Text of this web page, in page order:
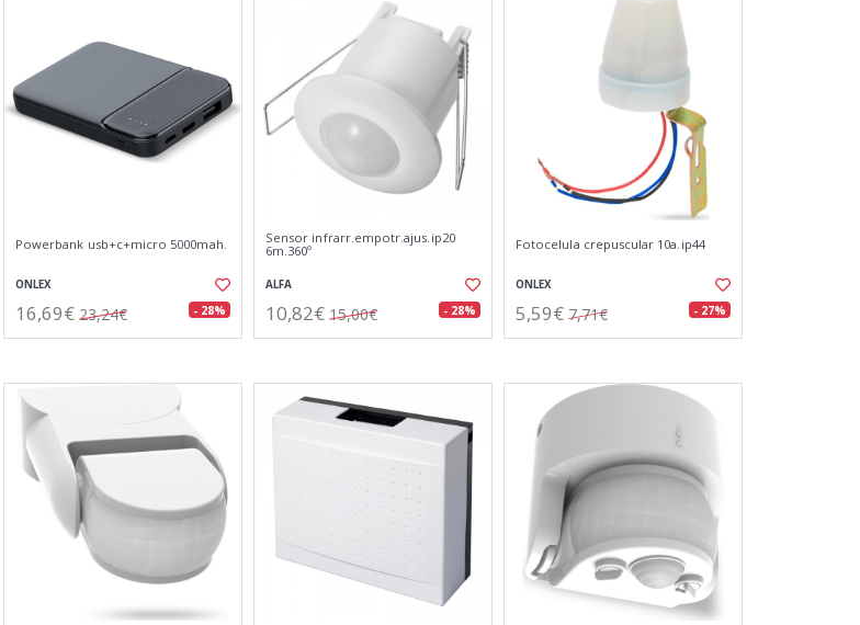
Powerbank usb+c+micro 5000mah.
ONLEX
16,69€ 23,24€ - 28%
Sensor infrarr.empotr.ajus.ip20
6m.360º
ALFA
10,82€ 15,00€ - 28%
Fotocelula crepuscular 10a.ip44
ONLEX
5,59€ 7,71€ - 27%